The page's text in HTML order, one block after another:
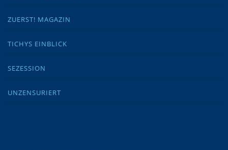
ZUERST! MAGAZIN
TICHYS EINBLICK
SEZESSION
UNZENSURIERT